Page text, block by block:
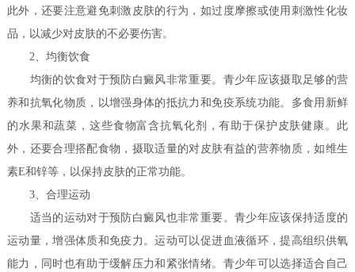
此外，还要注意避免刺激皮肤的行为，如过度摩擦或使用刺激性化妆
品，以减少对皮肤的不必要伤害。
2、均衡饮食
均衡的饮食对于预防白癜风非常重要。青少年应该摄取足够的营
养和抗氧化物质，以增强身体的抵抗力和免疫系统功能。多食用新鲜
的水果和蔬菜，这些食物富含抗氧化剂，有助于保护皮肤健康。此
外，还要合理搭配食物，摄取适量的对皮肤有益的营养物质，如维生
素E和锌等，以保持皮肤的正常功能。
3、合理运动
适当的运动对于预防白癜风也非常重要。青少年应该保持适度的
运动量，增强体质和免疫力。运动可以促进血液循环，提高组织供氧
能力，同时也有助于缓解压力和紧张情绪。青少年可以选择适合自己